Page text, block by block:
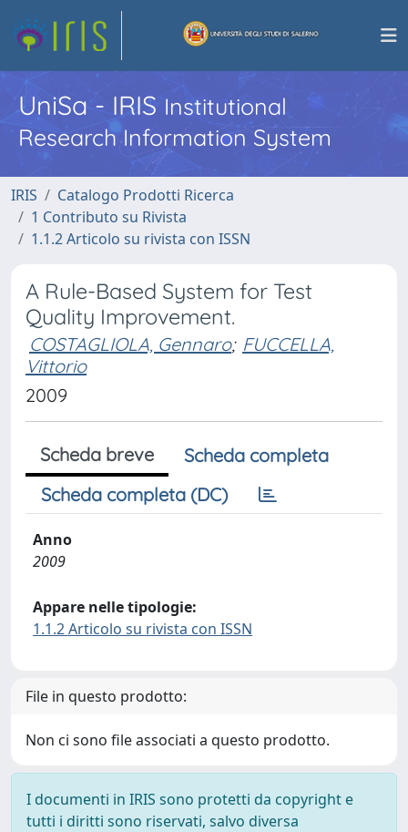
UniSa - IRISInstitutional
Research Information System
IRIS
Catalogo Prodotti Ricerca
1 Contributo su Rivista
1.1.2 Articolo su rivista con ISSN
A Rule-Based System for Test
Quality Improvement.
COSTAGLIOLA, Gennaro; FUCCELLA,
Vittorio
2009
Scheda breve
Scheda completa
Scheda completa (DC)
Anno
2009
Appare nelle tipologie:
1.1.2 Articolo su rivista con ISSN
File in questo prodotto:
Non ci sono file associati a questo prodotto.
I documenti in IRIS sono protetti da copyright e
tutti i diritti sono riservati, salvo diversa